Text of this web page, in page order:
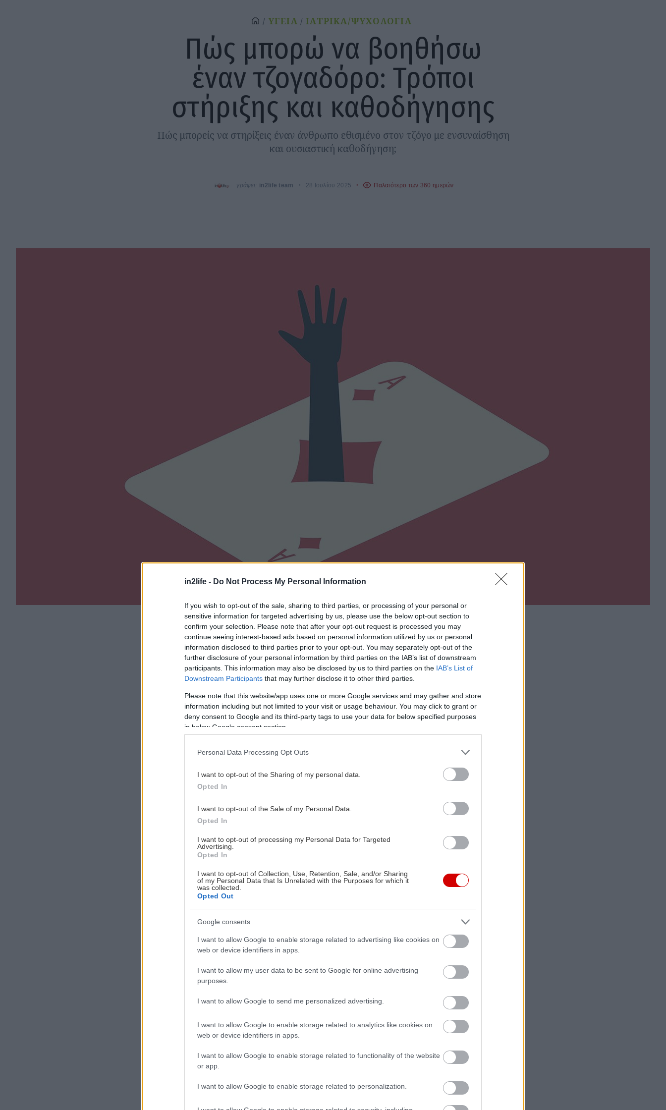
in2life - Do Not Process My Personal Information
If you wish to opt-out of the sale, sharing to third parties, or processing of your personal or
sensitive information for targeted advertising by us, please use the below opt-out section to
confirm your selection. Please note that after your opt-out request is processed you may
continue seeing interest-based ads based on personal information utilized by us or personal
information disclosed to third parties prior to your opt-out. You may separately opt-out of the
further disclosure of your personal information by third parties on the IAB’s list of downstream
participants. This information may also be disclosed by us to third parties on the IAB’s List of
Downstream Participants that may further disclose it to other third parties.
Please note that this website/app uses one or more Google services and may gather and store
information including but not limited to your visit or usage behaviour. You may click to grant or
deny consent to Google and its third-party tags to use your data for below specified purposes
in below Google consent section.
Personal Data Processing Opt Outs
I want to opt-out of the Sharing of my personal data.
Opted In
I want to opt-out of the Sale of my Personal Data.
Opted In
I want to opt-out of processing my Personal Data for Targeted
Advertising.
Opted In
I want to opt-out of Collection, Use, Retention, Sale, and/or Sharing
of my Personal Data that Is Unrelated with the Purposes for which it
was collected.
Opted Out
Google consents
I want to allow Google to enable storage related to advertising like cookies on
web or device identifiers in apps.
I want to allow my user data to be sent to Google for online advertising
purposes.
I want to allow Google to send me personalized advertising.
I want to allow Google to enable storage related to analytics like cookies on
web or device identifiers in apps.
I want to allow Google to enable storage related to functionality of the website
or app.
I want to allow Google to enable storage related to personalization.
ΥΓΕΙΑ ΙΑΤΡΙΚΑ/ΨΥΧΟΛΟΓΙΑ
Πώς μπορώ να βοηθήσω
έναν τζογαδόρο: Τρόποι
στήριξης και καθοδήγησης
Πώς μπορείς να στηρίξεις έναν άνθρωπο εθισμένο στον τζόγο με ενσυναίσθηση
και ουσιαστική καθοδήγηση;
γράφει: in2life team 28 Ιουλίου 2025 Παλαιότερο των 360 ημερών
Ο
από το DSM-5 της Αμερικανικής Ψυχιατρικής Εταιρείας. Δεν
πρόκειται απλώς για κακή συνήθεια ή έλλειψη αυτοσυγκράτησης,
αλλά για μια σοβαρή εξάρτηση που μπορεί να έχει καταστροφικές
Αν κάποιος δικός σου παλεύει με τον εθισμό, ο ρόλος σου μπορεί να είναι
καθοριστικός, αρκεί να είσαι ενημερωμένος και προσεκτικός.
Πώς να αναγνωρίσεις τον εθισμό στον τζόγο